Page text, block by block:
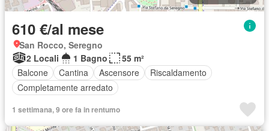
610 €/al mese
San Rocco, Seregno
2 Locali
1 Bagno
55 m²
Balcone
Cantina Ascensore
Riscaldamento
Completamente arredato
1 settimana, 9 ore fa in rentumo